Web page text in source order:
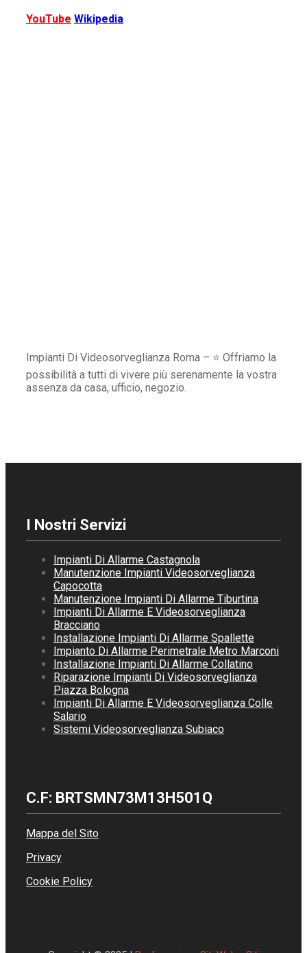
YouTube Wikipedia
Impianti Di Videosorveglianza Roma – ⭐ Offriamo la
possibilità a tutti di vivere più serenamente la vostra
assenza da casa, ufficio, negozio.
I Nostri Servizi
Impianti Di Allarme Castagnola
Manutenzione Impianti Videosorveglianza
Capocotta
Manutenzione Impianti Di Allarme Tiburtina
Impianti Di Allarme E Videosorveglianza
Bracciano
Installazione Impianti Di Allarme Spallette
Impianto Di Allarme Perimetrale Metro Marconi
Installazione Impianti Di Allarme Collatino
Riparazione Impianti Di Videosorveglianza
Piazza Bologna
Impianti Di Allarme E Videosorveglianza Colle
Salario
Sistemi Videosorveglianza Subiaco
C.F: BRTSMN73M13H501Q
Mappa del Sito
Privacy
Cookie Policy